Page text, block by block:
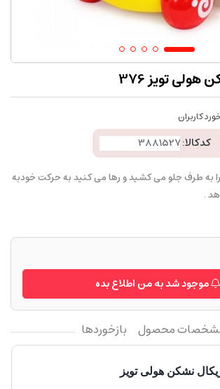
تویز 376
کاربران
کدکالا:
به طرف جلو می کشید و رها می کنید به حرکت خودبه
.
موجود شد به من اطلاع بده
محصول بازخوردها
نشکن هولی تویز